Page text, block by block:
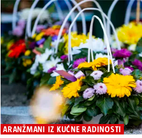
ARANŽMANI IZ KUĆNE RADINOSTI